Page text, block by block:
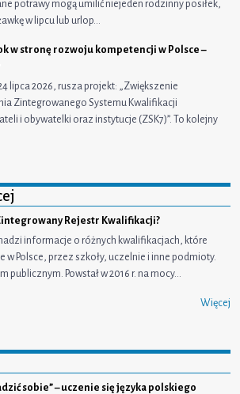
potrawy mogą umilić niejeden rodzinny posiłek,
w lipcu lub urlop…
w stronę rozwoju kompetencji w Polsce –
lipca 2026, rusza projekt: „Zwiększenie
Zintegrowanego Systemu Kwalifikacji
i obywatelki oraz instytucje (ZSK7)”. To kolejny
Rejestr Kwalifikacji?
informacje o różnych kwalifikacjach, które
w Polsce, przez szkoły, uczelnie i inne podmioty.
publicznym. Powstał w 2016 r. na mocy…
Więcej
sobie” – uczenie się języka polskiego